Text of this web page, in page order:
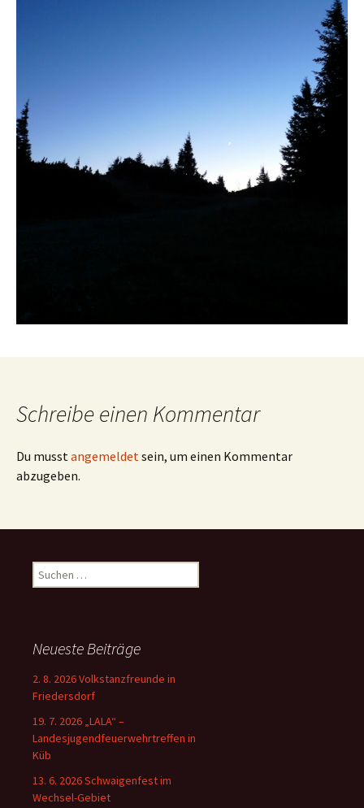
Schreibe einen Kommentar
Du musst angemeldet sein, um einen Kommentar
abzugeben.
Suchen
nach:
Neueste Beiträge
2. 8. 2026 Volkstanzfreunde in
Friedersdorf
19. 7. 2026 „LALA“ –
Landesjugendfeuerwehrtreffen in
Küb
13. 6. 2026 Schwaigenfest im
Wechsel-Gebiet